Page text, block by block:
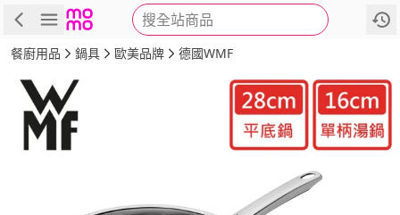
搜全站商品
商品 評價 詳情
餐廚用品 鍋具 歐美品牌 德國WMF